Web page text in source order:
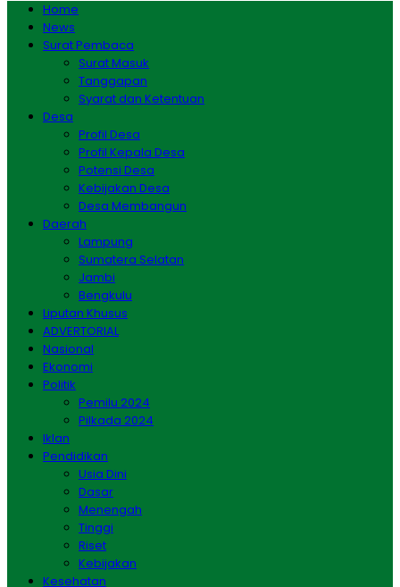
Home
News
Surat Pembaca
Surat Masuk
Tanggapan
Syarat dan Ketentuan
Desa
Profil Desa
Profil Kepala Desa
Potensi Desa
Kebijakan Desa
Desa Membangun
Daerah
Lampung
Sumatera Selatan
Jambi
Bengkulu
Liputan Khusus
ADVERTORIAL
Nasional
Ekonomi
Politik
Pemilu 2024
Pilkada 2024
Iklan
Pendidikan
Usia Dini
Dasar
Menengah
Tinggi
Riset
Kebijakan
Kesehatan